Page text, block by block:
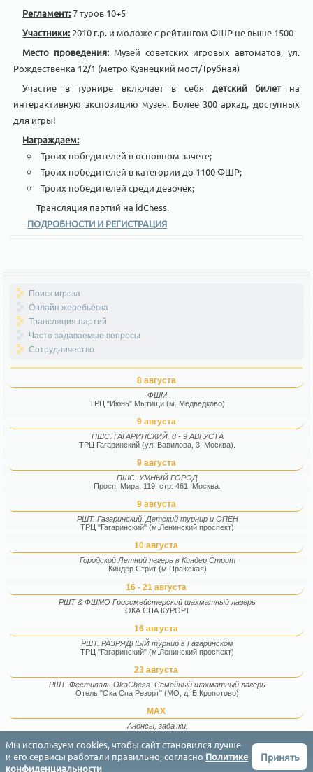
Регламент:7 туров 10+5
Участники: 2010 г.р. и моложе с рейтингом ФШР не выше 1500
Место проведения: Музей советских игровых автоматов, ул.
Рождественка 12/1 (метро Кузнецкий мост/Трубная)
Участие в турнире включает в себя детский билетна
интерактивную экспозицию музея. Более 300 аркад, доступных
для игры!
Награждаем:
Троих победителей в основном зачете;
Троих победителей в категории до 1100 ФШР;
Троих победителей среди девочек;
Трансляция партий на idChess.
ПОДРОБНОСТИ И РЕГИСТРАЦИЯ
Поиск игрока
Онлайн жеребьёвка
Трансляция партий
Часто задаваемые вопросы
Сотрудничество
8 августа
ФШМ
ТРЦ "Июнь" Мытищи (м. Медведково)
9 августа
ПШС. ГАГАРИНСКИЙ. 8 - 9 АВГУСТА
ТРЦ Гагаринский (ул. Вавилова, 3, Москва).
9 августа
ПШС. УМНЫЙ ГОРОД
Просп. Мира, 119, стр. 461, Москва.
9 августа
РШТ. Гагаринский. Детский турнир и ОПЕН
ТРЦ "Гагаринский" (м.Ленинский проспект)
10 августа
Городской Летний лагерь в Киндер Стрит
Киндер Стрит (м.Пражская)
16 - 21 августа
РШТ & ФШМО Гроссмейстерский шахматный лагерь
ОКА СПА КУРОРТ
16 августа
РШТ. РАЗРЯДНЫЙ турнир в Гагаринском
ТРЦ "Гагаринский" (м.Ленинский проспект)
23 августа
РШТ. Фестиваль OkaChess. Семейный шахматный лагерь
Отель "Ока Спа Резорт" (МО, д. Б.Кропотово)
MAX
Анонсы, задачки,
фотографии и факты
Соглашение Конфиденциальность Контакты
English
Мы используем cookies, чтобы сайт становился лучше
и его сервисы работали правильно, согласно Политике
конфиденциальности
Принять